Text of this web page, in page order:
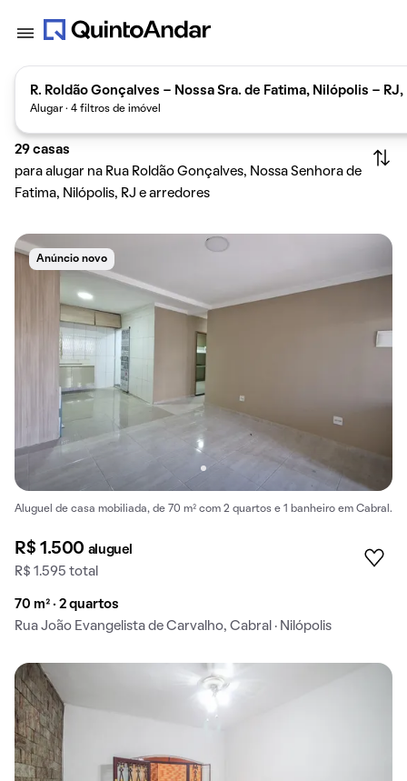
R. Roldão Gonçalves - Nossa Sra. de Fatima, Nilópolis - RJ,
Alugar · 4 filtros de imóvel
29 casas
para alugar na Rua Roldão Gonçalves, Nossa Senhora de
Fatima, Nilópolis, RJ e arredores
Anúncio novo
Aluguel de casa mobiliada, de 70 m² com 2 quartos e 1 banheiro em Cabral.
R$ 1.500 aluguel
R$ 1.595 total
70 m² · 2 quartos
Rua João Evangelista de Carvalho, Cabral · Nilópolis